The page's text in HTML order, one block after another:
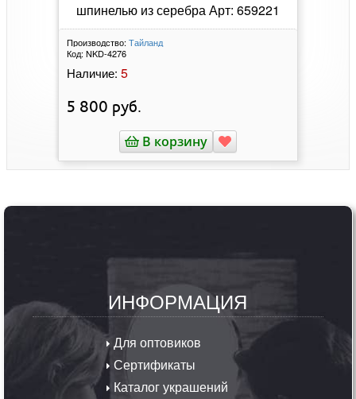
шпинелью из серебра Арт: 659221
Производство: Тайланд
Код: NKD-4276
Наличие: 5
5 800 руб.
В корзину
ИНФОРМАЦИЯ
Для оптовиков
Сертификаты
Каталог украшений